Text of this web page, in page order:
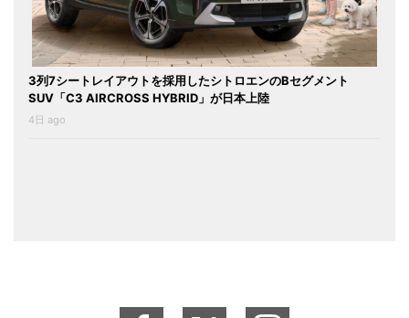
3列7シートレイアウトを採用したシトロエンのBセグメント
SUV「C3 AIRCROSS HYBRID」が日本上陸
4日 ago